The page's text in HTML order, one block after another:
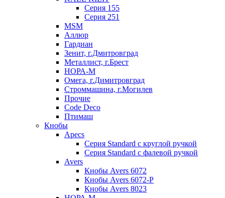
Серия 155
Серия 251
MSM
Аллюр
Гардиан
Зенит, г.Дмитровград
Металлист, г.Брест
НОРА-М
Омега, г.Димитровград
Строммашина, г.Могилев
Прочие
Code Deco
Птимаш
Кнобы
Apecs
Серия Standard с круглой ручкой
Серия Standard с фалевой ручкой
Avers
Кнобы Avers 6072
Кнобы Avers 6072-P
Кнобы Avers 8023